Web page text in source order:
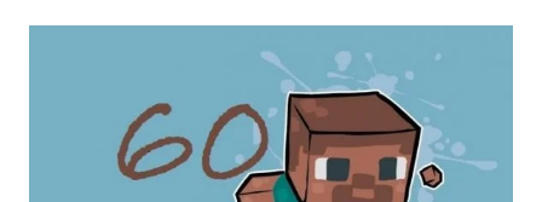
يحدث
البنوك
!
#61
|
61#